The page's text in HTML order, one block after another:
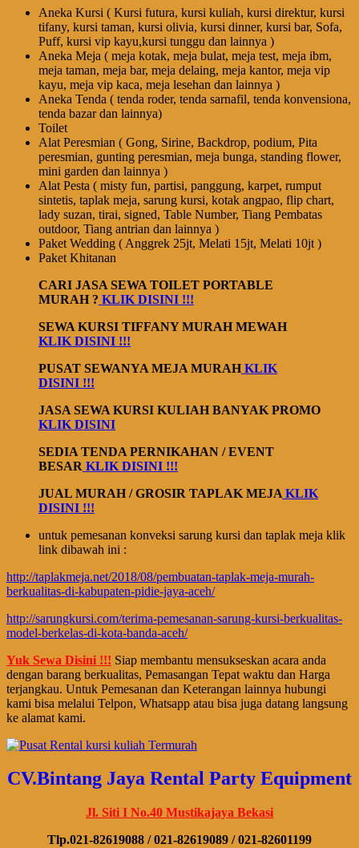
Aneka Kursi ( Kursi futura, kursi kuliah, kursi direktur, kursi
tifany, kursi taman, kursi olivia, kursi dinner, kursi bar, Sofa,
Puff, kursi vip kayu,kursi tunggu dan lainnya )
Aneka Meja ( meja kotak, meja bulat, meja test, meja ibm,
meja taman, meja bar, meja delaing, meja kantor, meja vip
kayu, meja vip kaca, meja lesehan dan lainnya )
Aneka Tenda ( tenda roder, tenda sarnafil, tenda konvensiona,
tenda bazar dan lainnya)
Toilet
Alat Peresmian ( Gong, Sirine, Backdrop, podium, Pita
peresmian, gunting peresmian, meja bunga, standing flower,
mini garden dan lainnya )
Alat Pesta ( misty fun, partisi, panggung, karpet, rumput
sintetis, taplak meja, sarung kursi, kotak angpao, flip chart,
lady suzan, tirai, signed, Table Number, Tiang Pembatas
outdoor, Tiang antrian dan lainnya )
Paket Wedding ( Anggrek 25jt, Melati 15jt, Melati 10jt )
Paket Khitanan
CARI JASA SEWA TOILET PORTABLE
MURAH ? KLIK DISINI !!!
SEWA KURSI TIFFANY MURAH MEWAH
KLIK DISINI !!!
PUSAT SEWANYA MEJA MURAHKLIK
DISINI !!!
JASA SEWA KURSI KULIAH BANYAK PROMO
KLIK DISINI
SEDIA TENDA PERNIKAHAN / EVENT
BESAR KLIK DISINI !!!
JUAL MURAH / GROSIR TAPLAK MEJA KLIK
DISINI !!!
untuk pemesanan konveksi sarung kursi dan taplak meja klik
link dibawah ini :
http://taplakmeja.net/2018/08/pembuatan-taplak-meja-murah-
berkualitas-di-kabupaten-pidie-jaya-aceh/
http://sarungkursi.com/terima-pemesanan-sarung-kursi-berkualitas-
model-berkelas-di-kota-banda-aceh/
Yuk Sewa Disini !!! Siap membantu mensukseskan acara anda
dengan barang berkualitas, Pemasangan Tepat waktu dan Harga
terjangkau. Untuk Pemesanan dan Keterangan lainnya hubungi
kami bisa melalui Telpon, Whatsapp atau bisa juga datang langsung
ke alamat kami.
CV.Bintang Jaya Rental Party Equipment
Jl. Siti I No.40 Mustikajaya Bekasi
Tlp.021-82619088 / 021-82619089 / 021-82601199